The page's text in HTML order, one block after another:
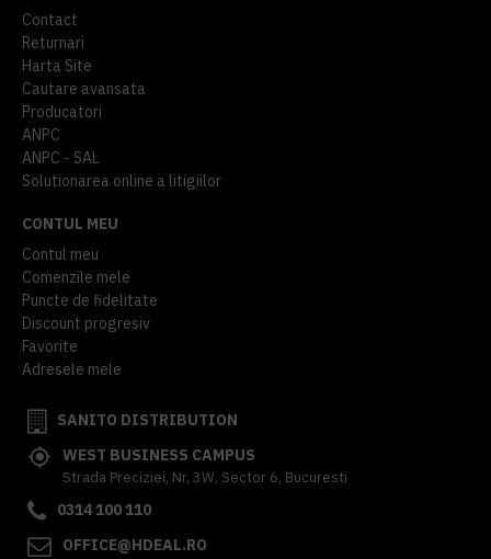
Contact
Returnari
Harta Site
Cautare avansata
Producatori
ANPC
ANPC - SAL
Solutionarea online a litigiilor
CONTUL MEU
Contul meu
Comenzile mele
Puncte de fidelitate
Discount progresiv
Favorite
Adresele mele
SANITO DISTRIBUTION
WEST BUSINESS CAMPUS
Strada Preciziei, Nr, 3W, Sector 6, Bucuresti
0314 100 110
OFFICE@HDEAL.RO